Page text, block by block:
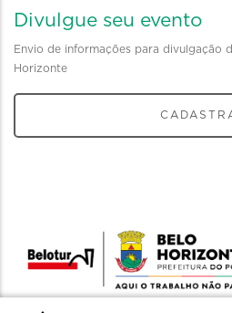
Divulgue seu evento
Envio de informações para divulgação
Horizonte